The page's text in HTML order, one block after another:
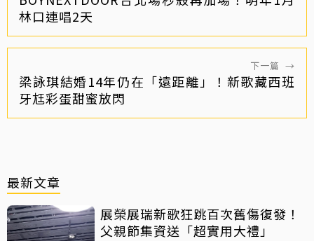
林口連唱2天
下一篇 →
梁詠琪結婚14年仍在「遠距離」！新歌藏西班
牙尪彩蛋甜蜜放閃
最新文章
展榮展瑞新歌狂跳百次舊傷復發！
父親節集資送「超實用大禮」